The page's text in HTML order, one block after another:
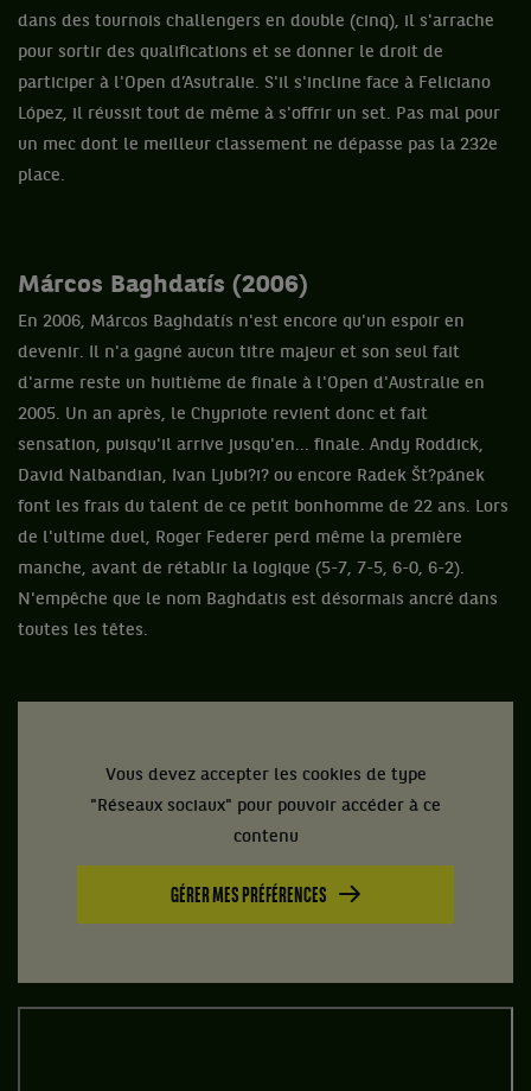
dans des tournois challengers en double (cinq), il s'arrache
pour sortir des qualifications et se donner le droit de
participer à l'Open d’Asutralie. S'il s'incline face à Feliciano
López, il réussit tout de même à s'offrir un set. Pas mal pour
un mec dont le meilleur classement ne dépasse pas la 232e
place.
Márcos Baghdatís (2006)
En 2006, Márcos Baghdatís n'est encore qu'un espoir en
devenir. Il n'a gagné aucun titre majeur et son seul fait
d'arme reste un huitième de finale à l'Open d'Australie en
2005. Un an après, le Chypriote revient donc et fait
sensation, puisqu'il arrive jusqu'en... finale. Andy Roddick,
David Nalbandian, Ivan Ljubi?i? ou encore Radek Št?pánek
font les frais du talent de ce petit bonhomme de 22 ans. Lors
de l'ultime duel, Roger Federer perd même la première
manche, avant de rétablir la logique (5-7, 7-5, 6-0, 6-2).
N'empêche que le nom Baghdatis est désormais ancré dans
toutes les têtes.
Vous devez accepter les cookies de type
"Réseaux sociaux" pour pouvoir accéder à ce
contenu
GÉRER MES PRÉFÉRENCES